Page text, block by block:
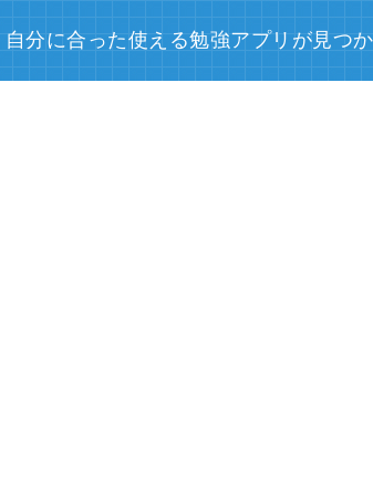
自分に合った使える勉強アプリが見つ